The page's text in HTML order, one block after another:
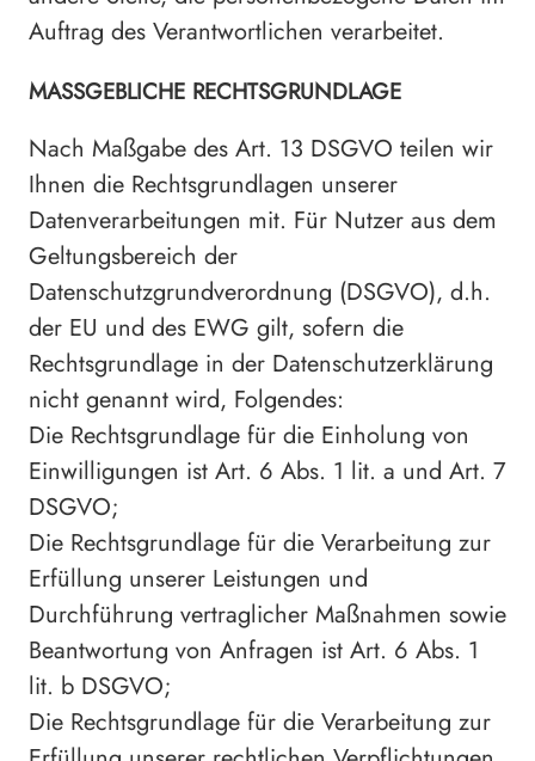
Auftrag des Verantwortlichen verarbeitet.
MASSGEBLICHE RECHTSGRUNDLAGE
Nach Maßgabe des Art. 13 DSGVO teilen wir
Ihnen die Rechtsgrundlagen unserer
Datenverarbeitungen mit. Für Nutzer aus dem
Geltungsbereich der
Datenschutzgrundverordnung (DSGVO), d.h.
der EU und des EWG gilt, sofern die
Rechtsgrundlage in der Datenschutzerklärung
nicht genannt wird, Folgendes:
Die Rechtsgrundlage für die Einholung von
Einwilligungen ist Art. 6 Abs. 1 lit. a und Art. 7
DSGVO;
Die Rechtsgrundlage für die Verarbeitung zur
Erfüllung unserer Leistungen und
Durchführung vertraglicher Maßnahmen sowie
Beantwortung von Anfragen ist Art. 6 Abs. 1
lit. b DSGVO;
Die Rechtsgrundlage für die Verarbeitung zur